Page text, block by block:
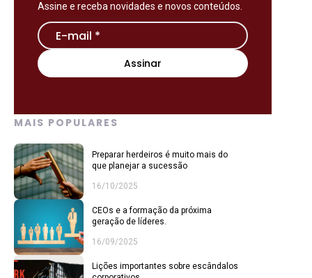
Assine e receba novidades e novos conteúdos.
MAIS POPULARES
Preparar herdeiros é muito mais do
que planejar a sucessão
16/10/2025
CEOs e a formação da próxima
geração de líderes.
16/09/2025
Lições importantes sobre escândalos